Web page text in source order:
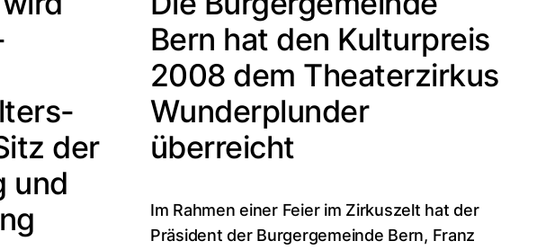
der
und
Bern hat den Kulturpreis
2008 dem Theaterzirkus
Wunderplunder
überreicht
Im Rahmen einer Feier im Zirkuszelt hat der
Präsident der Burgergemeinde Bern, Franz